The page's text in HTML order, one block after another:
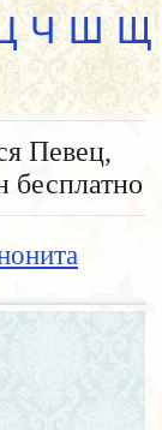
Ч Ш Щ
Певец,
бесплатно